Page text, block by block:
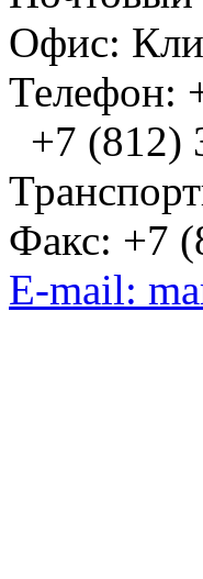
Офис:
Телефон:
+7 (812)
Факс: +7
E-mail: